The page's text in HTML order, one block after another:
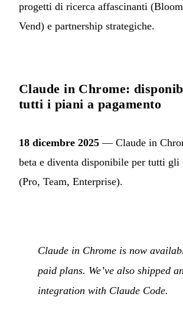
progetti di ricerca affascinanti
Vend) e partnership strategiche.
Claude in Chrome:
tutti i piani a pagamento
18 dicembre 2025 — Claude in
beta e diventa disponibile per tutti gli
(Pro, Team, Enterprise).
Claude in Chrome is now
paid plans. We’ve also shipped an
integration with Claude Code.